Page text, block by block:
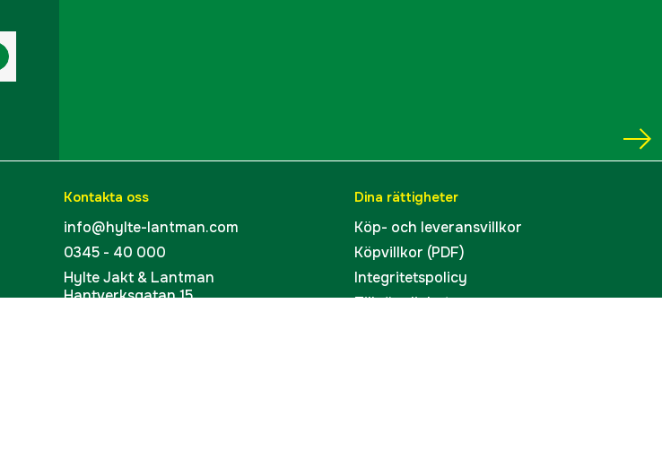
Kontakta oss
info@hylte-lantman.com
0345 - 40 000
Hylte Jakt & Lantman
Hantverksgatan 15
Dina rättigheter
Köp- och leveransvillkor
Köpvillkor (PDF)
Integritetspolicy
Tillgänglighet